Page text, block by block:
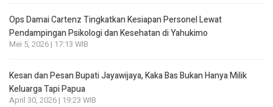
Ops Damai Cartenz Tingkatkan Kesiapan Personel Lewat
Pendampingan Psikologi dan Kesehatan di Yahukimo
Mei 5, 2026 | 17:13 WIB
Kesan dan Pesan Bupati Jayawijaya, Kaka Bas Bukan Hanya Milik
Keluarga Tapi Papua
April 30, 2026 | 19:23 WIB